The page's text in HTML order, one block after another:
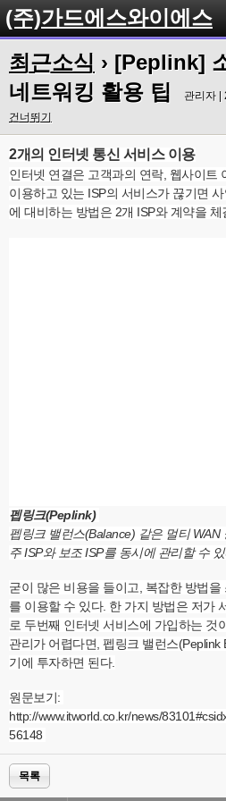
(주)가드에스와이에스
최근소식 › [Peplink]
네트워킹 활용 팁
관리자 |
건너뛰기
2개의 인터넷 통신 서비스 이용
인터넷 연결은 고객과의 연락, 웹사이트
이용하고 있는 ISP의 서비스가 끊기면
에 대비하는 방법은 2개 ISP와 계약을 체
펩링크(Peplink)
펩링크 밸런스(Balance) 같은 멀티
주 ISP와 보조 ISP를 동시에 관리할 수 있
굳이 많은 비용을 들이고, 복잡한 방법
를 이용할 수 있다. 한 가지 방법은 저가
로 두번째 인터넷 서비스에 가입하는 것
관리가 어렵다면, 펩링크 밸런스(Peplink
기에 투자하면 된다.
원문보기:
http://www.itworld.co.kr/news/
56148
목록